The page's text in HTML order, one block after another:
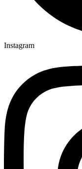
Instagram